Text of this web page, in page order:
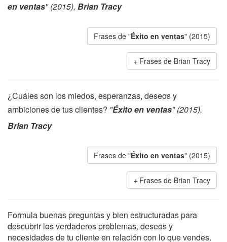
en ventas" (2015), Brian Tracy
Frases de "Éxito en ventas" (2015)
Frases de Brian Tracy
¿Cuáles son los miedos, esperanzas, deseos y
ambiciones de tus clientes? "Éxito en ventas" (2015),
Brian Tracy
Frases de "Éxito en ventas" (2015)
Frases de Brian Tracy
Formula buenas preguntas y bien estructuradas para
descubrir los verdaderos problemas, deseos y
necesidades de tu cliente en relación con lo que vendes.